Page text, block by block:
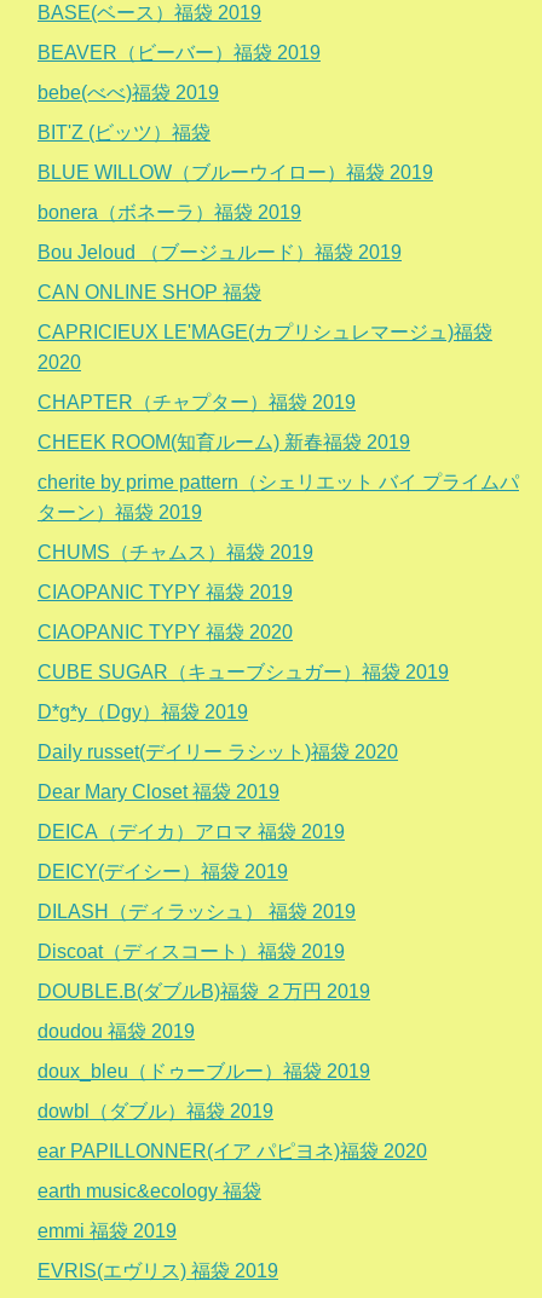
BASE(ベース）福袋 2019
BEAVER（ビーバー）福袋 2019
bebe(べべ)福袋 2019
BIT'Z (ビッツ）福袋
BLUE WILLOW（ブルーウイロー）福袋 2019
bonera（ボネーラ）福袋 2019
Bou Jeloud （ブージュルード）福袋 2019
CAN ONLINE SHOP 福袋
CAPRICIEUX LE'MAGE(カプリシュレマージュ)福袋
2020
CHAPTER（チャプター）福袋 2019
CHEEK ROOM(知育ルーム) 新春福袋 2019
cherite by prime pattern（シェリエット バイ プライムパ
ターン）福袋 2019
CHUMS（チャムス）福袋 2019
CIAOPANIC TYPY 福袋 2019
CIAOPANIC TYPY 福袋 2020
CUBE SUGAR（キューブシュガー）福袋 2019
D*g*y（Dgy）福袋 2019
Daily russet(デイリー ラシット)福袋 2020
Dear Mary Closet 福袋 2019
DEICA（デイカ）アロマ 福袋 2019
DEICY(デイシー）福袋 2019
DILASH（ディラッシュ） 福袋 2019
Discoat（ディスコート）福袋 2019
DOUBLE.B(ダブルB)福袋 ２万円 2019
doudou 福袋 2019
doux_bleu（ドゥーブルー）福袋 2019
dowbl（ダブル）福袋 2019
ear PAPILLONNER(イア パピヨネ)福袋 2020
earth music&ecology 福袋
emmi 福袋 2019
EVRIS(エヴリス) 福袋 2019